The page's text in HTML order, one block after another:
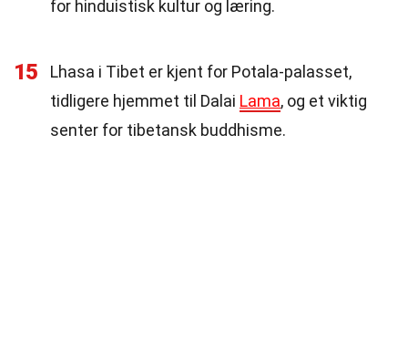
for hinduistisk kultur og læring.
15
Lhasa i Tibet er kjent for Potala-palasset,
tidligere hjemmet til Dalai Lama, og et viktig
senter for tibetansk buddhisme.